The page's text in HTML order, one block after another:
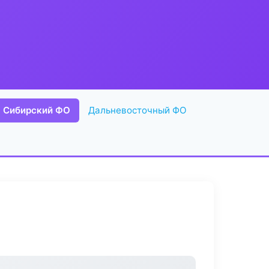
Сибирский ФО Дальневосточный ФО